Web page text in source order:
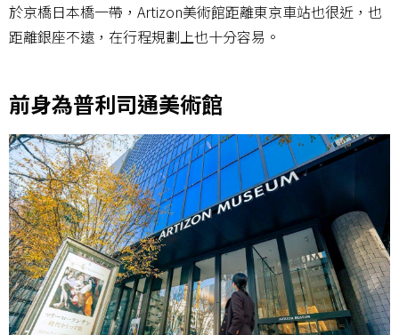
於京橋日本橋一帶，Artizon美術館距離東京車站也很近，也
距離銀座不遠，在行程規劃上也十分容易。
前身為普利司通美術館